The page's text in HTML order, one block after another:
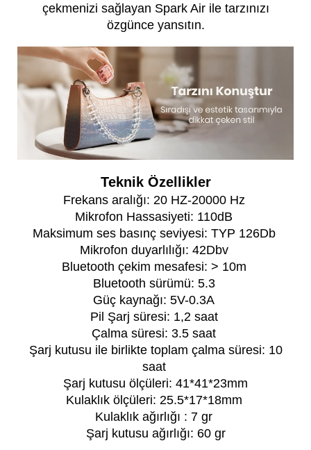
çekmenizi sağlayan Spark Air ile tarzınızı
özgünce yansıtın.
Teknik Özellikler
Frekans aralığı: 20 HZ-20000 Hz
Mikrofon Hassasiyeti: 110dB
Maksimum ses basınç seviyesi: TYP 126Db
Mikrofon duyarlılığı: 42Dbv
Bluetooth çekim mesafesi: > 10m
Bluetooth sürümü: 5.3
Güç kaynağı: 5V-0.3A
Pil Şarj süresi: 1,2 saat
Çalma süresi: 3.5 saat
Şarj kutusu ile birlikte toplam çalma süresi: 10
saat
Şarj kutusu ölçüleri: 41*41*23mm
Kulaklık ölçüleri: 25.5*17*18mm
Kulaklık ağırlığı : 7 gr
Şarj kutusu ağırlığı: 60 gr